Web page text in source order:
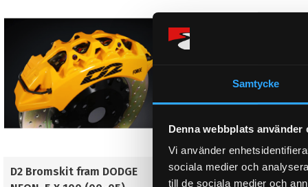
Samtycke
Denna webbplats använder
Vi använder
sociala medier och
till de sociala medier och
D2 Bromskit fram DODGE
D2 Bromskit fram